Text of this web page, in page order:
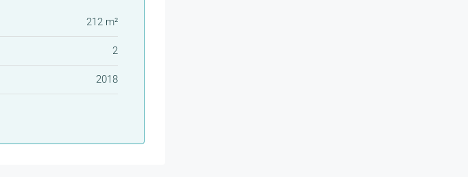
212 m²
2
2018